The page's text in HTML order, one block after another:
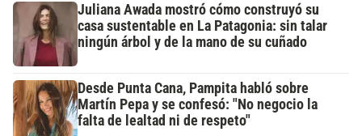
Juliana Awada mostró cómo construyó su
casa sustentable en La Patagonia: sin talar
ningún árbol y de la mano de su cuñado
Desde Punta Cana, Pampita habló sobre
Martín Pepa y se confesó: "No negocio la
falta de lealtad ni de respeto"